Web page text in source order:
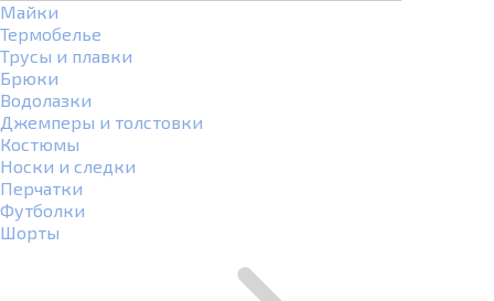
Майки
Термобелье
Трусы и плавки
Брюки
Водолазки
Джемперы и толстовки
Костюмы
Носки и следки
Перчатки
Футболки
Шорты